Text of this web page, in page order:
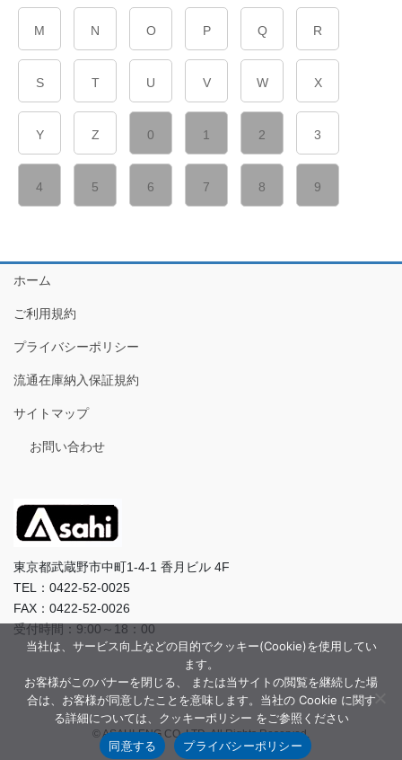
M N O P Q R
S T U V W X
Y Z 0 1 2 3
4 5 6 7 8 9
ホーム
ご利用規約
プライバシーポリシー
流通在庫納入保証規約
サイトマップ
お問い合わせ
東京都武蔵野市中町1-4-1 香月ビル 4F
TEL：0422-52-0025
FAX：0422-52-0026
受付時間：9:00～18：00
© ASAHI-ENG CO.,LTD. All Rights Reserved.
当社は、サービス向上などの目的でクッキー(Cookie)を使用してい
ます。
お客様がこのバナーを閉じる、 または当サイトの閲覧を継続した場
合は、お客様が同意したことを意味します。当社の Cookie に関す
る詳細については、クッキーポリシー をご参照ください
同意する
プライバシーポリシー